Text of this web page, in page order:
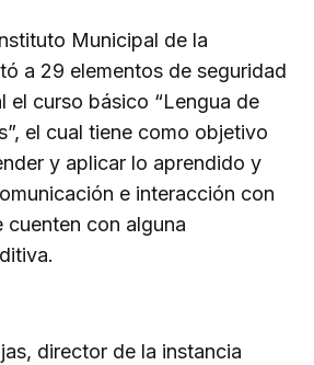
Municipal de la
a 29 elementos de seguridad
el curso básico “Lengua de
el cual tiene como objetivo
y aplicar lo aprendido y
e interacción con
cuenten con alguna
director de la instancia